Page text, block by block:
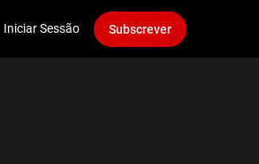
Iniciar Sessão Subscrever